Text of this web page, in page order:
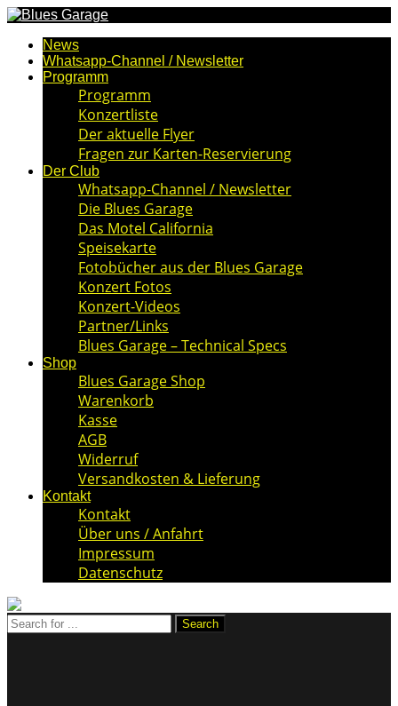
News
Whatsapp-Channel / Newsletter
Programm
Programm
Konzertliste
Der aktuelle Flyer
Fragen zur Karten-Reservierung
Der Club
Whatsapp-Channel / Newsletter
Die Blues Garage
Das Motel California
Speisekarte
Fotobücher aus der Blues Garage
Konzert Fotos
Konzert-Videos
Partner/Links
Blues Garage – Technical Specs
Shop
Blues Garage Shop
Warenkorb
Kasse
AGB
Widerruf
Versandkosten & Lieferung
Kontakt
Kontakt
Über uns / Anfahrt
Impressum
Datenschutz